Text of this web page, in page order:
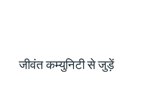
जीवंत कम्युनिटी से जुड़ें